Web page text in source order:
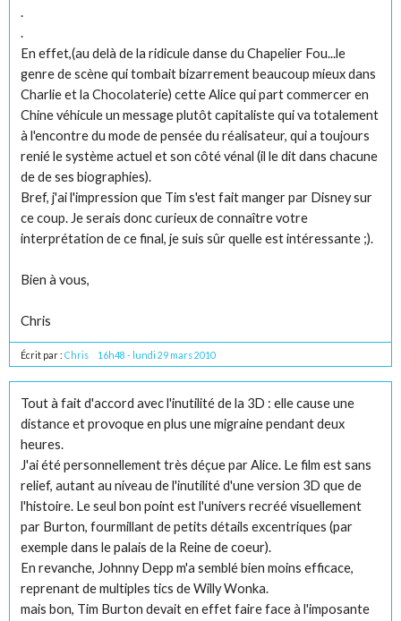
.
.
En effet,(au delà de la ridicule danse du Chapelier Fou...le
genre de scène qui tombait bizarrement beaucoup mieux dans
Charlie et la Chocolaterie) cette Alice qui part commercer en
Chine véhicule un message plutôt capitaliste qui va totalement
à l'encontre du mode de pensée du réalisateur, qui a toujours
renié le système actuel et son côté vénal (il le dit dans chacune
de de ses biographies).
Bref, j'ai l'impression que Tim s'est fait manger par Disney sur
ce coup. Je serais donc curieux de connaître votre
interprétation de ce final, je suis sûr quelle est intéressante ;).
Bien à vous,
Chris
Écrit par :Chris 16h48 - lundi 29 mars 2010
Tout à fait d'accord avec l'inutilité de la 3D : elle cause une
distance et provoque en plus une migraine pendant deux
heures.
J'ai été personnellement très déçue par Alice. Le film est sans
relief, autant au niveau de l'inutilité d'une version 3D que de
l'histoire. Le seul bon point est l'univers recréé visuellement
par Burton, fourmillant de petits détails excentriques (par
exemple dans le palais de la Reine de coeur).
En revanche, Johnny Depp m'a semblé bien moins efficace,
reprenant de multiples tics de Willy Wonka.
mais bon, Tim Burton devait en effet faire face à l'imposante